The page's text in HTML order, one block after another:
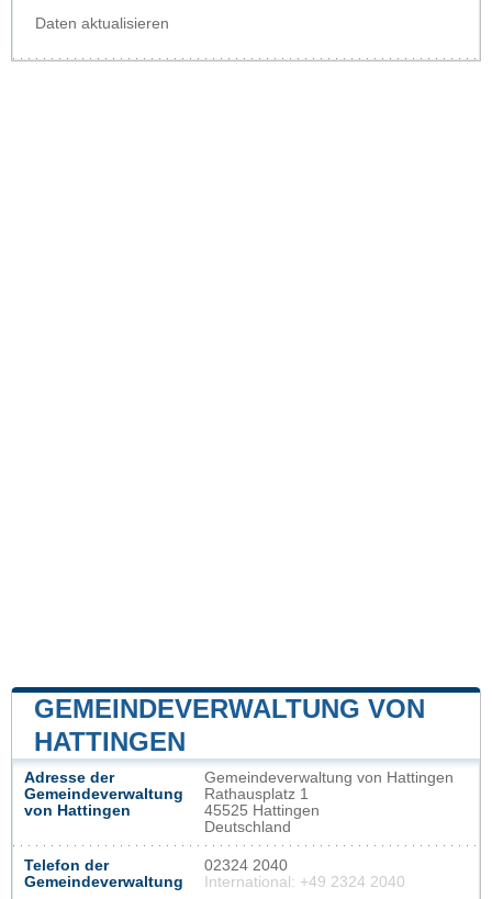
Daten aktualisieren
GEMEINDEVERWALTUNG VON
HATTINGEN
Adresse der
Gemeindeverwaltung
von Hattingen
Gemeindeverwaltung von Hattingen
Rathausplatz 1
45525 Hattingen
Deutschland
Telefon der
Gemeindeverwaltung
02324 2040
International: +49 2324 2040